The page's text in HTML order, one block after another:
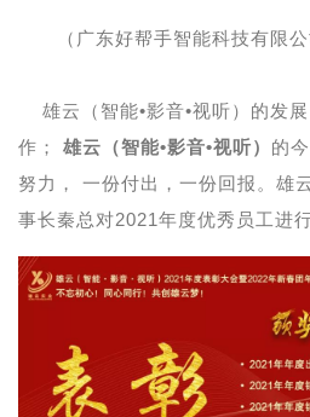
（广东好帮手智能科技有限
雄云（智能•影音•视听）的发
作； 雄云（智能•影音•视听） 的
努力， 一份付出，一份回报。雄
事长秦总对2021年度优秀员工进